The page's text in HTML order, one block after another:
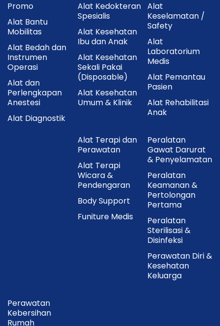
Promo
Alat Bantu
Mobilitas
Alat Bedah dan
Instrumen
Operasi
Alat dan
Perlengkapan
Anestesi
Alat Diagnostik
Alat Kedokteran
Spesialis
Alat Kesehatan
Ibu dan Anak
Alat Kesehatan
Sekali Pakai
(Disposable)
Alat Kesehatan
Umum & Klinik
Alat
Keselamatan /
Safety
Alat
Laboratorium
Medis
Alat Pemantau
Pasien
Alat Rehabilitasi
Anak
Alat Terapi dan
Perawatan
Alat Terapi
Wicara &
Pendengaran
Body Support
Funiture Medis
Peralatan
Gawat Darurat
& Penyelamatan
Peralatan
Keamanan &
Pertolongan
Pertama
Peralatan
Sterilisasi &
Disinfeksi
Perawatan Diri &
Kesehatan
Keluarga
Perawatan
Kebersihan
Rumah